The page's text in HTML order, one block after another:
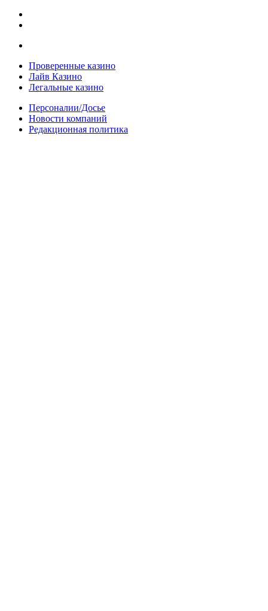
Проверенные казино
Лайв Казино
Легальные казино
Персоналии/Досье
Новости компаний
Редакционная политика